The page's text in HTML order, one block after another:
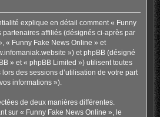
explique en détail comment « Funny
partenaires affiliés (désignés ci-après par
« Funny Fake News Online » et
») et phpBB (désigné
» et « phpBB Limited ») utilisent toutes
des sessions d’utilisation de votre part
informations »).
de deux manières différentes.
sur « Funny Fake News Online », le